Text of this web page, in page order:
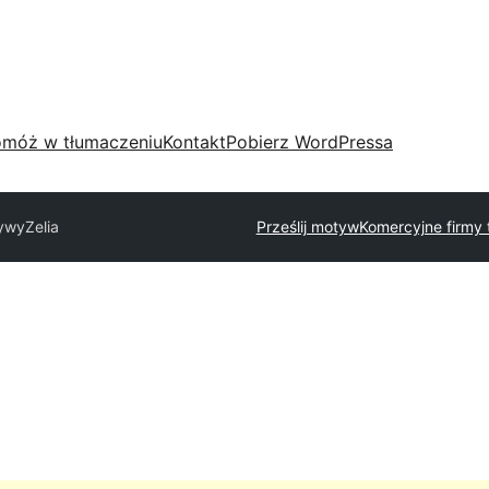
w tłumaczeniuKontaktPobierz WordPressa
Zelia Prześlij motywKomercyjne firmy